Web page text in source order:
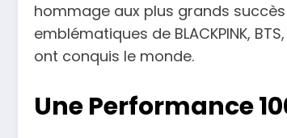
hommage aux plus grands
emblématiques de BLACKPINK,
ont conquis le monde.
Une Performance